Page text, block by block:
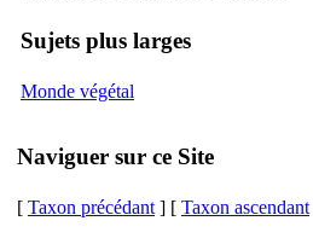
Sujets plus larges
Monde végétal
Naviguer sur ce Site
[ Taxon précédant ] [ Taxon ascendant